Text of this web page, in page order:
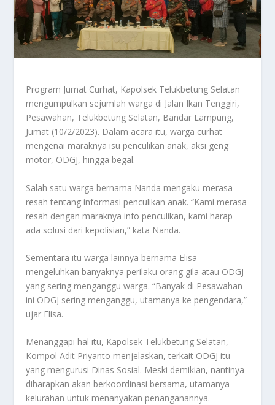
Program Jumat Curhat, Kapolsek Telukbetung Selatan
mengumpulkan sejumlah warga di Jalan Ikan Tenggiri,
Pesawahan, Telukbetung Selatan, Bandar Lampung,
Jumat (10/2/2023). Dalam acara itu, warga curhat
mengenai maraknya isu penculikan anak, aksi geng
motor, ODGJ, hingga begal.
Salah satu warga bernama Nanda mengaku merasa
resah tentang informasi penculikan anak. “Kami merasa
resah dengan maraknya info penculikan, kami harap
ada solusi dari kepolisian,” kata Nanda.
Sementara itu warga lainnya bernama Elisa
mengeluhkan banyaknya perilaku orang gila atau ODGJ
yang sering menganggu warga. “Banyak di Pesawahan
ini ODGJ sering menganggu, utamanya ke pengendara,”
ujar Elisa.
Menanggapi hal itu, Kapolsek Telukbetung Selatan,
Kompol Adit Priyanto menjelaskan, terkait ODGJ itu
yang mengurusi Dinas Sosial. Meski demikian, nantinya
diharapkan akan berkoordinasi bersama, utamanya
kelurahan untuk menanyakan penanganannya.